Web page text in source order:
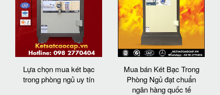
Lựa chọn mua két bạc
trong phòng ngủ uy tín
Mua bán Két Bạc Trong
Phòng Ngủ đạt chuẩn
ngân hàng quốc tế